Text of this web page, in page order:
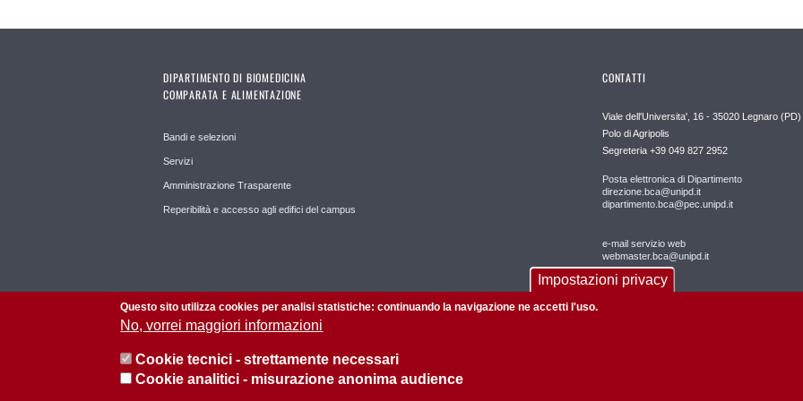
DIPARTIMENTO DI BIOMEDICINA
COMPARATA E ALIMENTAZIONE
Bandi e selezioni
Servizi
Amministrazione Trasparente
Reperibilità e accesso agli edifici del campus
CONTATTI
Viale dell'Universita', 16 - 35020 Legnaro (PD)
Polo di Agripolis
Segreteria +39 049 827 2952
Posta elettronica di Dipartimento
direzione.bca@unipd.it
dipartimento.bca@pec.unipd.it
e-mail servizio web
webmaster.bca@unipd.it
Impostazioni privacy
Questo sito utilizza cookies per analisi statistiche: continuando la navigazione ne accetti l'uso.
No, vorrei maggiori informazioni
Cookie tecnici - strettamente necessari
Cookie analitici - misurazione anonima audience